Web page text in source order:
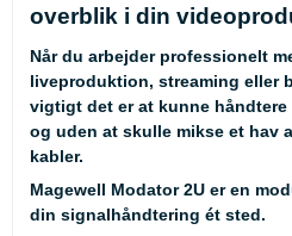
overblik i din
Når du arbejder professionelt
liveproduktion, streaming eller
vigtigt det er at kunne
og uden at skulle mikse et hav
kabler.
Magewell Modator 2U er en
din signalhåndtering ét sted.